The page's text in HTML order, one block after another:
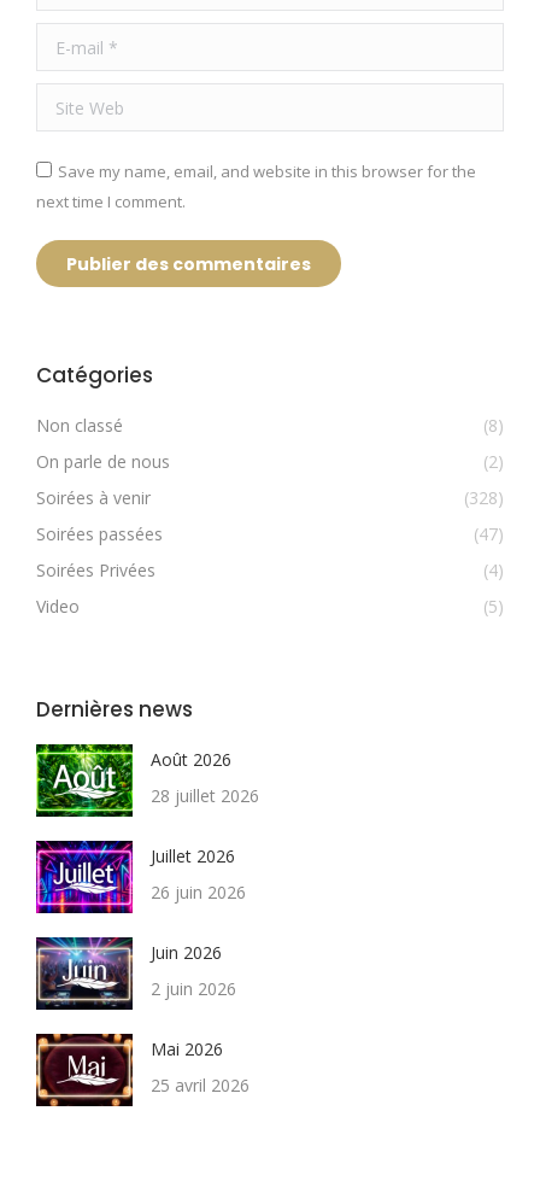
E-mail *
Site Web
Save my name, email, and website in this browser for the
next time I comment.
Publier des commentaires
Catégories
Non classé
(8)
On parle de nous
(2)
Soirées à venir
(328)
Soirées passées
(47)
Soirées Privées
(4)
Video
(5)
Dernières news
Août 2026
28 juillet 2026
Juillet 2026
26 juin 2026
Juin 2026
2 juin 2026
Mai 2026
25 avril 2026